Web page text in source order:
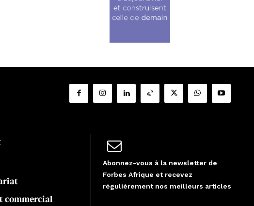
commercial
Abonnez-vous à la newsletter de
Forbes Afrique et recevez
régulièrement nos meilleurs articles